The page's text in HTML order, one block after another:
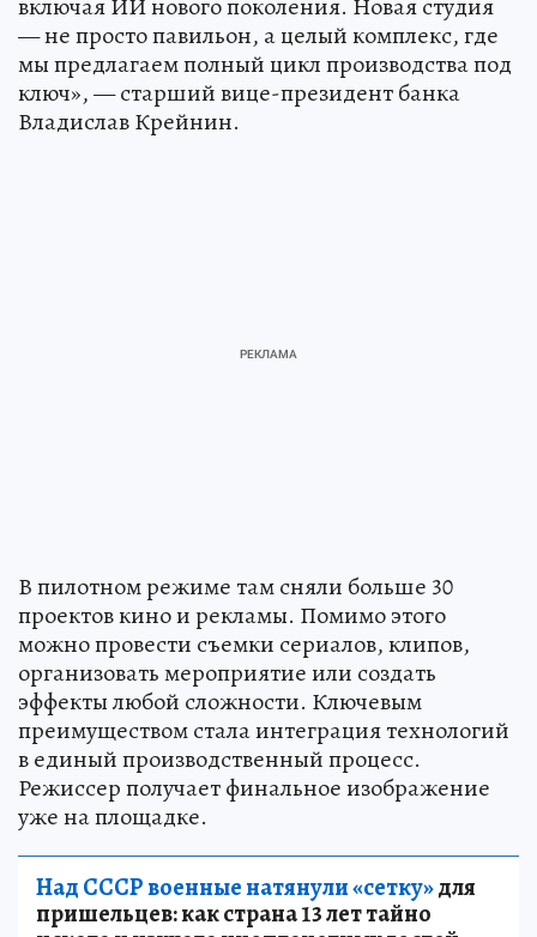
— не просто павильон, а целый комплекс, где
мы предлагаем полный цикл производства под
ключ», — старший вице-президент банка
Владислав Крейнин.
В пилотном режиме там сняли больше 30
проектов кино и рекламы. Помимо этого
можно провести съемки сериалов, клипов,
организовать мероприятие или создать
эффекты любой сложности. Ключевым
преимуществом стала интеграция технологий
в единый производственный процесс.
Режиссер получает финальное изображение
уже на площадке.
Над СССР военные натянули «сетку»для
пришельцев: как страна 13 лет тайно